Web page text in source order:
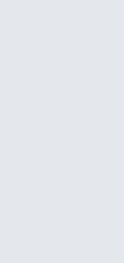
kansainvälinen
tuotteita, ja
takuun!